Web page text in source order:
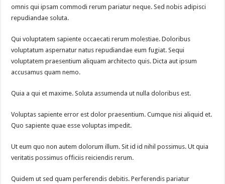
omnis qui ipsam commodi rerum pariatur neque. Sed nobis adipisci
repudiandae soluta.
Qui voluptatem sapiente occaecati rerum molestiae. Doloribus
voluptatum aspernatur natus repudiandae eum fugiat. Sequi
voluptatem praesentium aliquam architecto quis. Dicta aut ipsum
accusamus quam nemo.
Quia a qui et maxime. Soluta assumenda ut nulla doloribus est.
Voluptas sapiente error est dolor praesentium. Cumque nisi aliquid et.
Quo sapiente quae esse voluptas impedit.
Ut eum quo non autem dolorum illum. Sit id id nihil possimus. Ut quia
veritatis possimus officiis reiciendis rerum.
Quidem ut sed quam perferendis debitis. Perferendis pariatur